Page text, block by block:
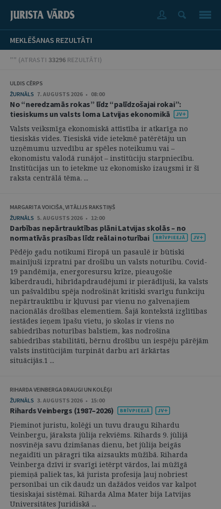
MEKLĒŠANAS REZULTĀTI
"" (ATRASTI 33296 REZULTĀTI)
ULDIS CĒRPS
ŽURNĀLS 7. AUGUSTS 2026 • 08:00
No “neredzamās rokas” līdz “palīdzošajai rokai”:
tiesiskums un valsts loma Latvijas ekonomikā
Valsts veiksmīga ekonomiskā attīstība ir atkarīga no
tiesiskās vides. Tiesiskā vide ietekmē patērētāju un
uzņēmumu uzvedību ar spēles noteikumu vai –
ekonomistu valodā runājot – institūciju starpniecību.
Institūcijas un to ietekme uz ekonomisko izaugsmi ir šī
raksta centrālā tēma. ...
MARGARITA VOICIŠA, VITĀLIJS RAKSTIŅŠ
ŽURNĀLS 5. AUGUSTS 2026 • 12:00
Darbības nepārtrauktības plāni Latvijas skolās – no
normatīvās prasības līdz reālai noturībai
Pēdējo gadu notikumi Eiropā un pasaulē ir būtiski
mainījuši izpratni par drošību un valsts noturību. Covid-
19 pandēmija, energoresursu krīze, pieaugošie
kiberdraudi, hibrīdapdraudējumi ir pierādījuši, ka valsts
un pašvaldību spēja nodrošināt kritiski svarīgu funkciju
nepārtrauktību ir kļuvusi par vienu no galvenajiem
nacionālās drošības elementiem. Šajā kontekstā izglītības
iestādes ieņem īpašu vietu, jo skolas ir viens no
sabiedrības noturības balstiem, kas nodrošina
sabiedrības stabilitāti, bērnu drošību un iespēju pārējām
valsts institūcijām turpināt darbu arī ārkārtas
situācijās.1 ...
RIHARDA VEINBERGA DRAUGI UN KOLĒĢI
ŽURNĀLS 3. AUGUSTS 2026 • 15:00
Rihards Veinbergs (1987–2026)
Pieminot juristu, kolēģi un tuvu draugu Rihardu
Veinbergu, jāraksta jūlija rekviēms. Rihards 9. jūlijā
nosvinēja savu dzimšanas dienu, bet jūlija beigās
negaidīti un pāragri tika aizsaukts mūžībā. Riharda
Veinberga dzīvi ir svarīgi ietērpt vārdos, lai mūžīgā
piemiņā paliek tas, kā jurista profesija ļauj nobriest
personībai un cik daudz un dažādos veidos var kalpot
tiesiskajai sistēmai. Riharda Alma Mater bija Latvijas
Universitātes Juridiskā ...